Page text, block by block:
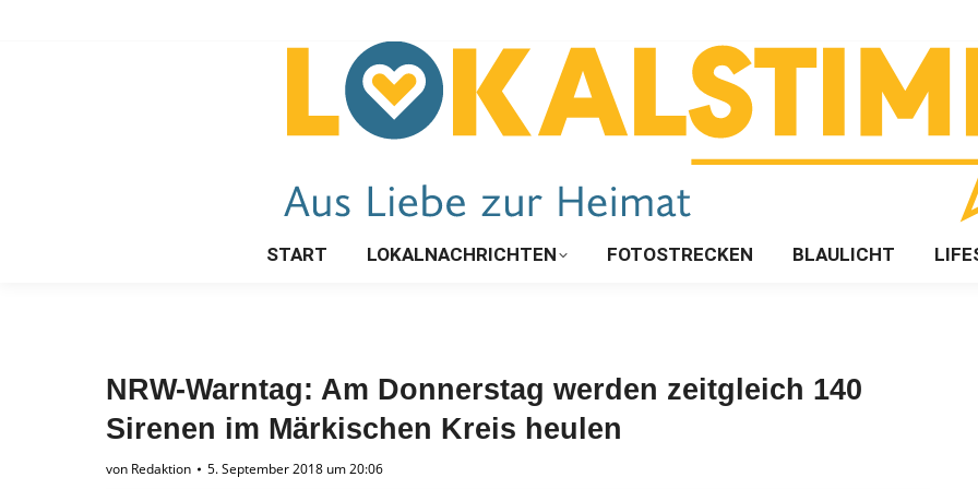
START LOKALNACHRICHTEN FOTOSTRECKEN BLAULICHT
NRW-Warntag: Am Donnerstag werden zeitgleich 140
Sirenen im Märkischen Kreis heulen
von Redaktion 5. September 2018 um 20:06